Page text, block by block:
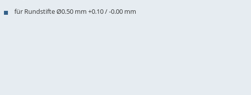
für Rundstifte Ø0.50 mm +0.10 / -0.00 mm